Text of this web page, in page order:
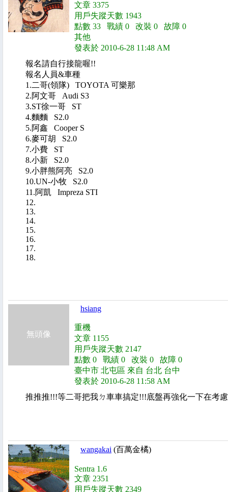
文章 3375
用戶失蹤天數 1943
點數 33 戰績 0 改裝 0 故障 0
其他
發表於 2010-6-28 11:48 AM
報名請自行接龍喔!!
報名人員&車種
1.二哥(領隊) TOYOTA 可樂那
2.阿文哥 Audi S3
3.ST徐一哥 ST
4.麵麵 S2.0
5.阿鑫 Cooper S
6.麥可胡 S2.0
7.小費 ST
8.小新 S2.0
9.小胖熊阿亮 S2.0
10.UN-小牧 S2.0
11.阿凱 Impreza STI
12.
13.
14.
15.
16.
17.
18.
無頭像
hsiang
重機
文章 1155
用戶失蹤天數 2147
點數 0 戰績 0 改裝 0 故障 0
臺中市 北屯區 來自 台北 台中
發表於 2010-6-28 11:58 AM
推推推!!!等二哥把我ㄉ車車搞定!!!底盤再強化一下在考
wangakai (百萬金橘)
Sentra 1.6
文章 2351
用戶失蹤天數 2349